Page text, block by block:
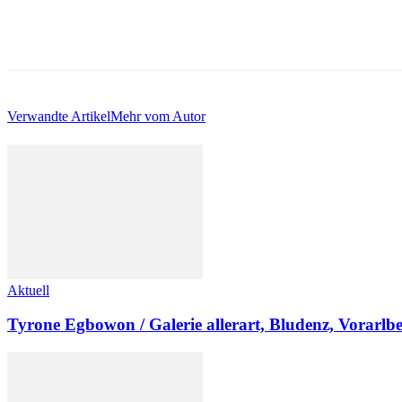
Verwandte ArtikelMehr vom Autor
Aktuell
Tyrone Egbowon / Galerie allerart, Bludenz,